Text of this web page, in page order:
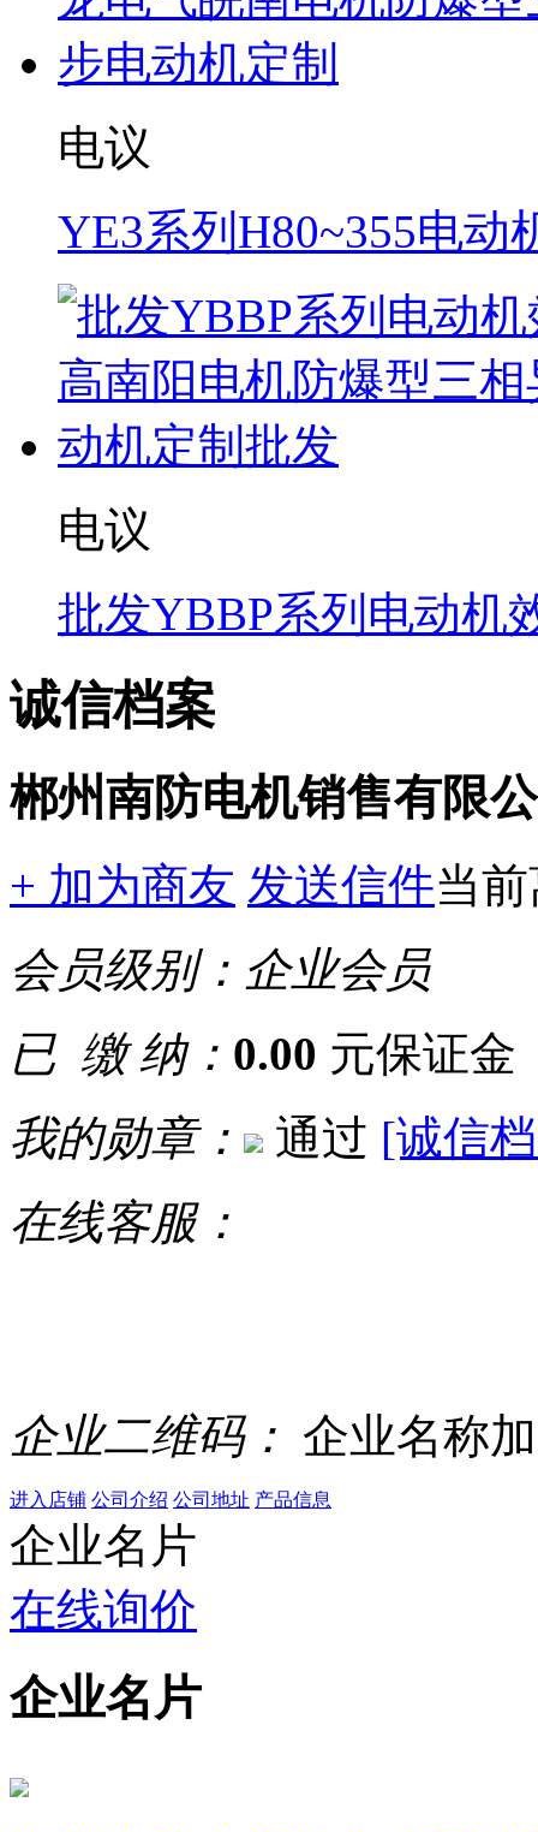
电议
YE3系列H80~355电动
电议
批发YBBP系列电动机
诚信档案
郴州南防电机销售有限
+ 加为商友 发送信件当
会员级别： 企业会员
已 缴 纳： 0.00 元保证金
我的勋章：
通过 [诚信
在线客服：
企业二维码： 企业名称
进入店铺 公司介绍 公司地址 产品信息
企业名片
在线询价
企业名片